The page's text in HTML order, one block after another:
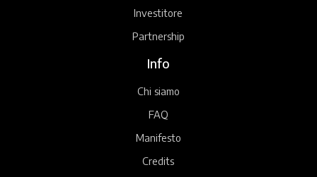
Investitore
Partnership
Info
Chi siamo
FAQ
Manifesto
Credits